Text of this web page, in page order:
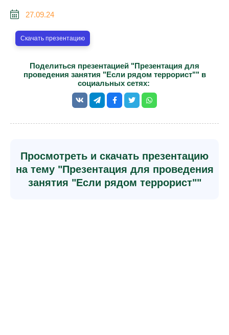
27.09.24
Скачать презентацию
Поделиться презентацией "Презентация для
проведения занятия "Если рядом террорист"" в
социальных сетях:
Просмотреть и скачать презентацию
на тему "Презентация для проведения
занятия "Если рядом террорист""